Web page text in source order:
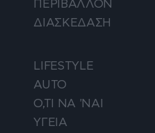
ΠΕΡΙΒΑΛΛΟΝ
ΔΙΑΣΚΕΔΑΣΗ
LIFESTYLE
AUTO
Ο,ΤΙ ΝΑ 'ΝΑΙ
ΥΓΕΙΑ